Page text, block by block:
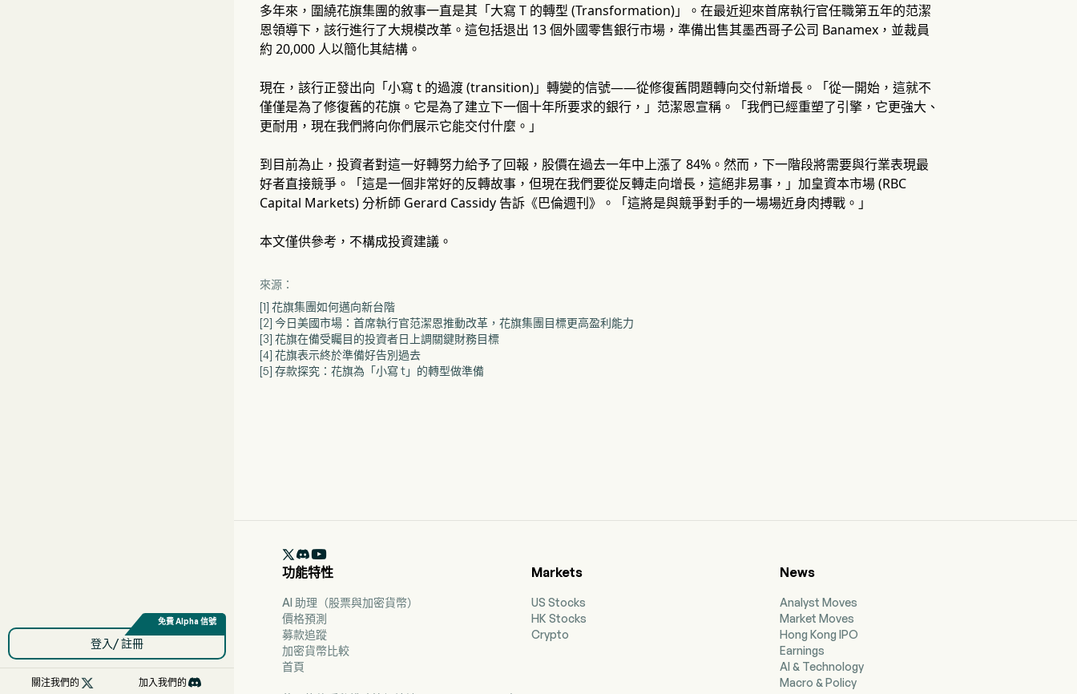
登入/ 註冊
關注我們的  加入我們的
多年來，圍繞花旗集團的敘事一直是其「大寫 T 的轉型 (Transformation)」。在最近迎來首席執行官任職第五年的范潔
恩領導下，該行進行了大規模改革。這包括退出 13 個外國零售銀行市場，準備出售其墨西哥子公司 Banamex，並裁員
約 20,000 人以簡化其結構。
現在，該行正發出向「小寫 t 的過渡 (transition)」轉變的信號——從修復舊問題轉向交付新增長。「從一開始，這就不
僅僅是為了修復舊的花旗。它是為了建立下一個十年所要求的銀行，」范潔恩宣稱。「我們已經重塑了引擎，它更強大、
更耐用，現在我們將向你們展示它能交付什麼。」
到目前為止，投資者對這一好轉努力給予了回報，股價在過去一年中上漲了 84%。然而，下一階段將需要與行業表現最
好者直接競爭。「這是一個非常好的反轉故事，但現在我們要從反轉走向增長，這絕非易事，」加皇資本市場 (RBC
Capital Markets) 分析師 Gerard Cassidy 告訴《巴倫週刊》。「這將是與競爭對手的一場場近身肉搏戰。」
本文僅供參考，不構成投資建議。
來源：
[1] 花旗集團如何邁向新台階
[2] 今日美國市場：首席執行官范潔恩推動改革，花旗集團目標更高盈利能力
[3] 花旗在備受矚目的投資者日上調關鍵財務目標
[4] 花旗表示終於準備好告別過去
[5] 存款探究：花旗為「小寫 t」的轉型做準備

功能特性
AI 助理（股票與加密貨幣）
價格預測
募款追蹤
加密貨幣比較
首頁
Markets
US Stocks
HK Stocks
Crypto
News
Analyst Moves
Market Moves
Hong Kong IPO
Earnings
AI & Technology
Macro & Policy